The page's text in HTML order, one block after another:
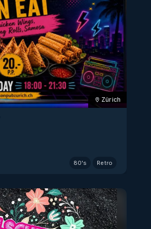
Zürich
80's Retro